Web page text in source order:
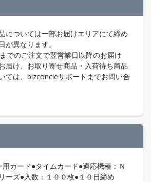
については一部お届けエリアにて締め
が異なります。
のご注文で翌営業日以降のお届け
届け、お取り寄せ商品・入荷待ち商品
ては、bizconcieサポートまでお問い合
カード●タイムカード●適応機種：Ｎ
ーズ●入数：１００枚●１０日締め